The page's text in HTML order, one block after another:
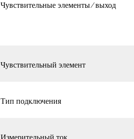
Чувствительные элементы ⁄ выход
Чувствительный элемент
Тип подключения
Измерительный ток